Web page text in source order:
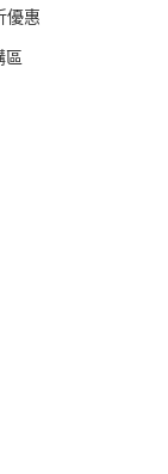
優惠
區